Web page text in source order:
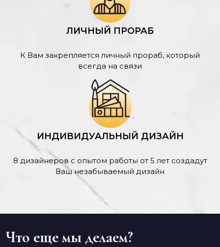
ЛИЧНЫЙ ПРОРАБ
К Вам закрепляется личный прораб, который
всегда на связи
ИНДИВИДУАЛЬНЫЙ ДИЗАЙН
8 дизайнеров с опытом работы от 5 лет создадут
Ваш незабываемый дизайн
Что еще мы делаем?